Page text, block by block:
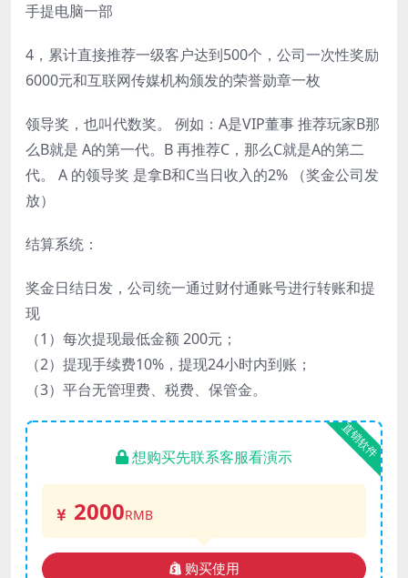
手提电脑一部
4，累计直接推荐一级客户达到500个，公司一次性奖励
6000元和互联网传媒机构颁发的荣誉勋章一枚
领导奖，也叫代数奖。 例如：A是VIP董事 推荐玩家B那
么B就是 A的第一代。B 再推荐C，那么C就是A的第二
代。 A 的领导奖 是拿B和C当日收入的2% （奖金公司发
放）
结算系统：
奖金日结日发，公司统一通过财付通账号进行转账和提
现
（1）每次提现最低金额 200元；
（2）提现手续费10%，提现24小时内到账；
（3）平台无管理费、税费、保管金。
直销软件
想购买先联系客服看演示
2000RMB
购买使用